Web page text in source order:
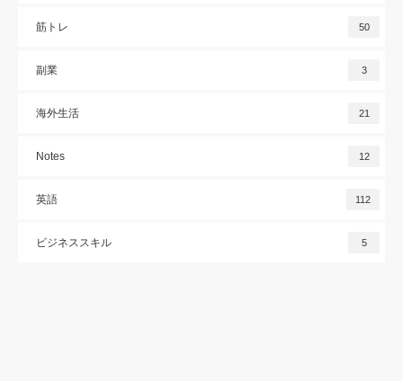
筋トレ 50
副業 3
海外生活 21
Notes 12
英語 112
ビジネススキル 5